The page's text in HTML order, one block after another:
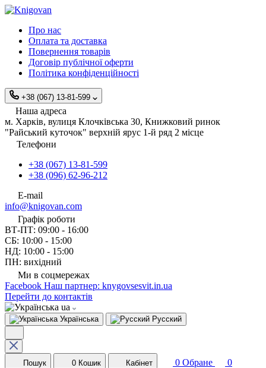
Про нас
Оплата та доставка
Повернення товарів
Договір публічної оферти
Політика конфіденційності
+38 (067) 13-81-599
Наша адреса
м. Харків, вулиця Клочківська 30, Книжковий ринок
"Райський куточок" верхній ярус 1-й ряд 2 місце
Телефони
+38 (067) 13-81-599
+38 (096) 62-96-212
E-mail
info@knigovan.com
Графік роботи
ВТ-ПТ: 09:00 - 16:00
СБ: 10:00 - 15:00
НД: 10:00 - 15:00
ПН: вихідний
Ми в соцмережах
Facebook Наш партнер: knygovsesvit.in.ua
Перейти до контактів
ua
Українська Русский
Пошук 0 Кошик Кабінет 0 Обране
0